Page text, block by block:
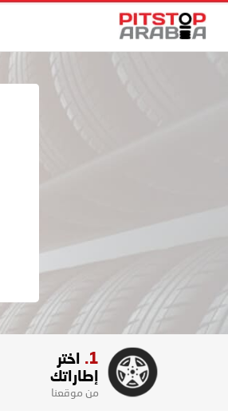
1.
اختر
إطاراتك
من موقعنا